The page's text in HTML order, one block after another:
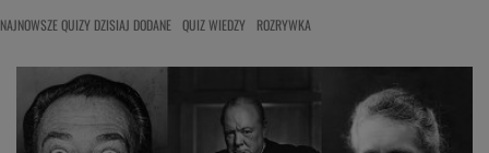
NAJNOWSZE QUIZY DZISIAJ DODANE QUIZ WIEDZY ROZRYWKA